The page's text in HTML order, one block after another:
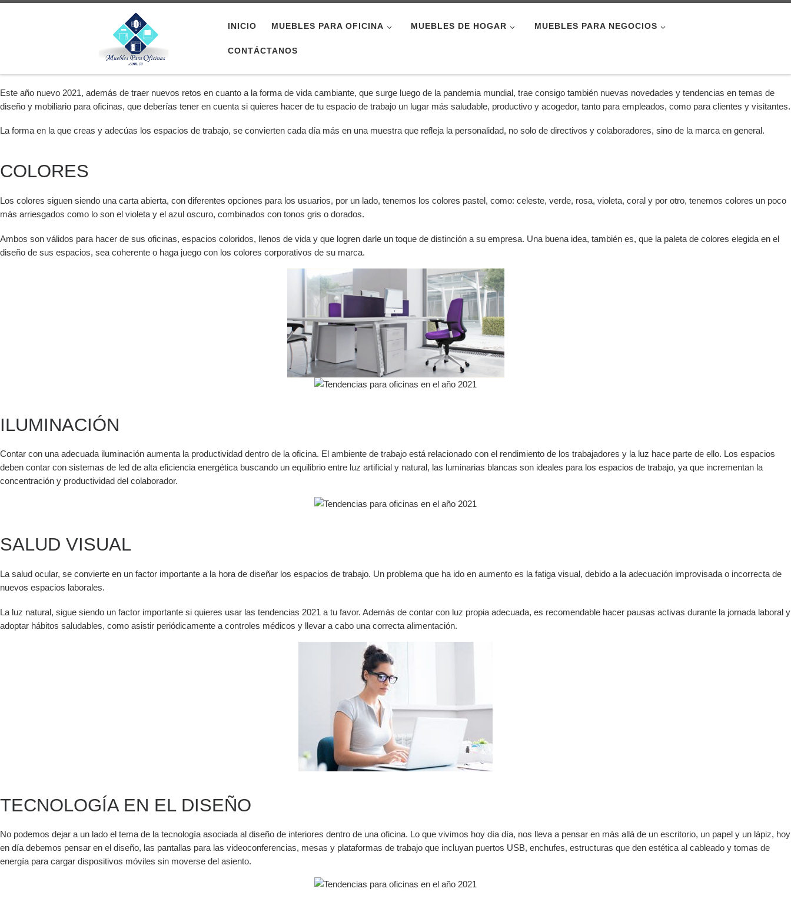
INICIO MUEBLES PARA OFICINA MUEBLES DE HOGAR MUEBLES PARA NEGOCIOS
CONTÁCTANOS
Este año nuevo 2021, además de traer nuevos retos en cuanto a la forma de vida cambiante, que surge luego de la pandemia mundial, trae consigo también nuevas novedades y tendencias en temas de
diseño y mobiliario para oficinas, que deberías tener en cuenta si quieres hacer de tu espacio de trabajo un lugar más saludable, productivo y acogedor, tanto para empleados, como para clientes y visitantes.
La forma en la que creas y adecúas los espacios de trabajo, se convierten cada día más en una muestra que refleja la personalidad, no solo de directivos y colaboradores, sino de la marca en general.
COLORES
Los colores siguen siendo una carta abierta, con diferentes opciones para los usuarios, por un lado, tenemos los colores pastel, como: celeste, verde, rosa, violeta, coral y por otro, tenemos colores un poco
más arriesgados como lo son el violeta y el azul oscuro, combinados con tonos gris o dorados.
Ambos son válidos para hacer de sus oficinas, espacios coloridos, llenos de vida y que logren darle un toque de distinción a su empresa. Una buena idea, también es, que la paleta de colores elegida en el
diseño de sus espacios, sea coherente o haga juego con los colores corporativos de su marca.
ILUMINACIÓN
Contar con una adecuada iluminación aumenta la productividad dentro de la oficina. El ambiente de trabajo está relacionado con el rendimiento de los trabajadores y la luz hace parte de ello. Los espacios
deben contar con sistemas de led de alta eficiencia energética buscando un equilibrio entre luz artificial y natural, las luminarias blancas son ideales para los espacios de trabajo, ya que incrementan la
concentración y productividad del colaborador.
SALUD VISUAL
La salud ocular, se convierte en un factor importante a la hora de diseñar los espacios de trabajo. Un problema que ha ido en aumento es la fatiga visual, debido a la adecuación improvisada o incorrecta de
nuevos espacios laborales.
La luz natural, sigue siendo un factor importante si quieres usar las tendencias 2021 a tu favor. Además de contar con luz propia adecuada, es recomendable hacer pausas activas durante la jornada laboral y
adoptar hábitos saludables, como asistir periódicamente a controles médicos y llevar a cabo una correcta alimentación.
TECNOLOGÍA EN EL DISEÑO
No podemos dejar a un lado el tema de la tecnología asociada al diseño de interiores dentro de una oficina. Lo que vivimos hoy día día, nos lleva a pensar en más allá de un escritorio, un papel y un lápiz, hoy
en día debemos pensar en el diseño, las pantallas para las videoconferencias, mesas y plataformas de trabajo que incluyan puertos USB, enchufes, estructuras que den estética al cableado y tomas de
energía para cargar dispositivos móviles sin moverse del asiento.